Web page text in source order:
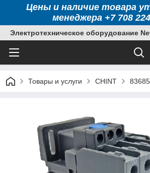
Цены и наличие товара
менеджера +7 708
Электротехническое оборудование
Товары и услуги CHINT